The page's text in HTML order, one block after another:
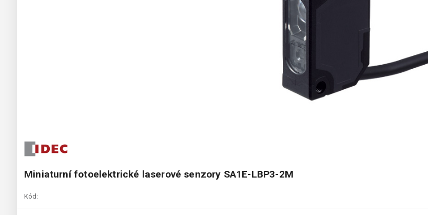
Miniaturní fotoelektrické laserové senzory SA1E-LBP3-2M
Kód: